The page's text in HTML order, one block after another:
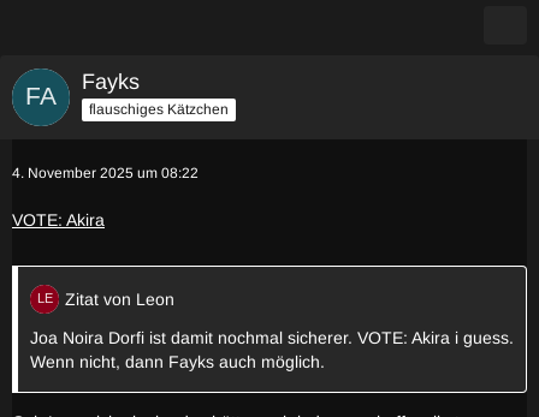
Fayks
flauschiges Kätzchen
4. November 2025 um 08:22
VOTE: Akira
Zitat von Leon
Joa Noira Dorfi ist damit nochmal sicherer. VOTE: Akira i guess.
Wenn nicht, dann Fayks auch möglich.